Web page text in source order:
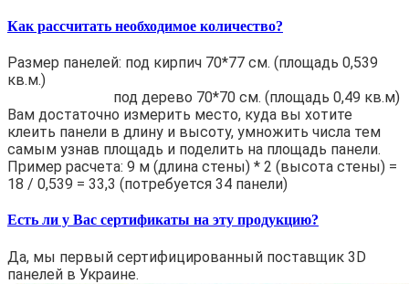
Как рассчитать необходимое количество?
Размер панелей: под кирпич 70*77 см. (площадь 0,539
кв.м.)
под дерево 70*70 см. (площадь 0,49 кв.м)
Вам достаточно измерить место, куда вы хотите
клеить панели в длину и высоту, умножить числа тем
самым узнав площадь и поделить на площадь панели.
Пример расчета: 9 м (длина стены) * 2 (высота стены) =
18 / 0,539 = 33,3 (потребуется 34 панели)
Есть ли у Вас сертификаты на эту продукцию?
Да, мы первый сертифицированный поставщик 3D
панелей в Украине.